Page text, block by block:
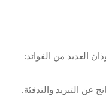
العديد من الفوائد: